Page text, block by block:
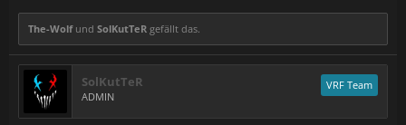
The-Wolfund SolKutTeR gefällt das.
SolKutTeR
ADMIN
VRF Team